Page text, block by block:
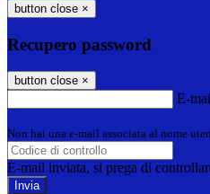
button close ×
Recupero password
button close ×
E-
Non hai una e-mail associata al nome
E-mail inviata, si prega di